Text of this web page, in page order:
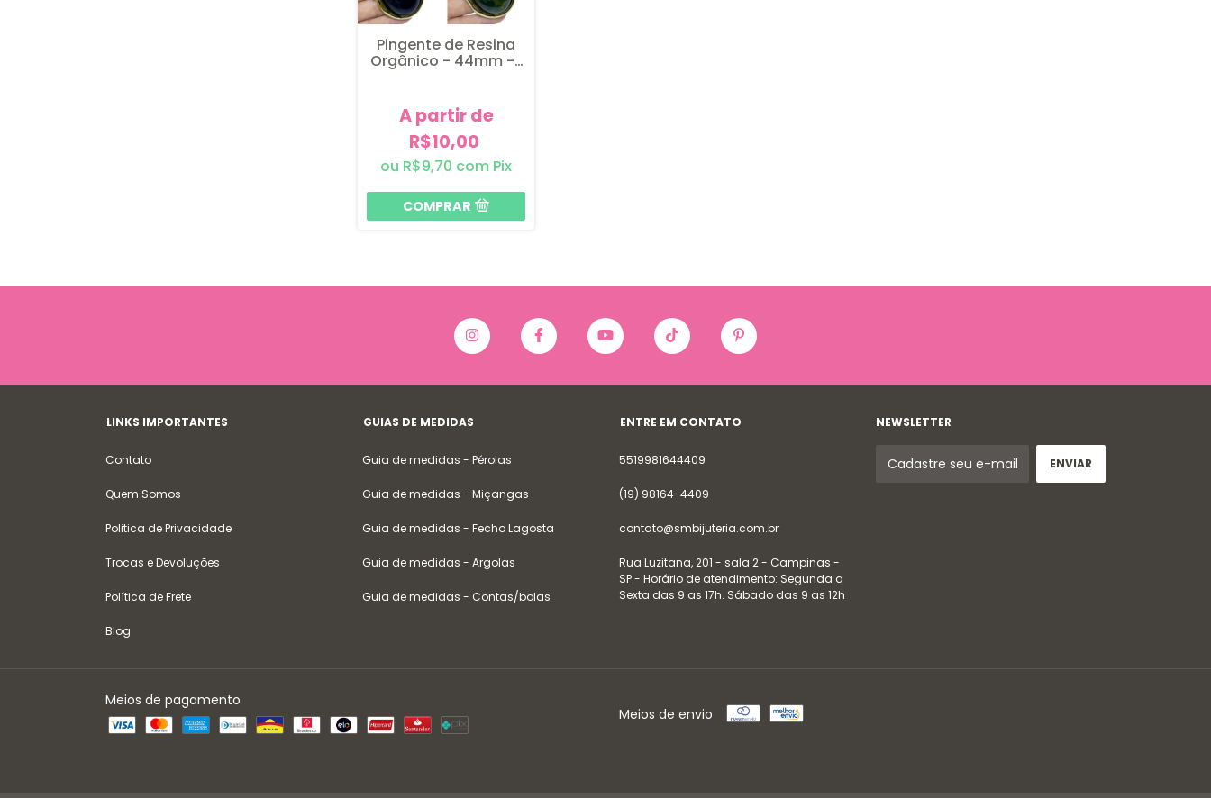
Pingente de Resina
Orgânico - 44mm - 1
A partir de
R$10,00
R$9,70 com Pix
COMPRAR
LINKS IMPORTANTES
Contato
Quem Somos
Politica de Privacidade
Trocas e Devoluções
Política de Frete
Blog
GUIAS DE MEDIDAS
Guia de medidas - Pérolas
Guia de medidas - Miçangas
Guia de medidas - Fecho Lagosta
Guia de medidas - Argolas
Guia de medidas - Contas/bolas
ENTRE EM CONTATO
5519981644409
(19) 98164-4409
contato@smbijuteria.com.br
Rua Luzitana, 201 - sala 2 - Campinas -
SP - Horário de atendimento: Segunda a
Sexta das 9 as 17h. Sábado das 9 as 12h
NEWSLETTER
Meios de pagamento
Meios de envio